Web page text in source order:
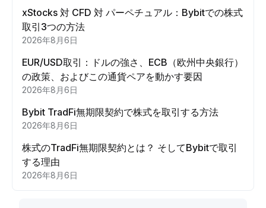
xStocks 対 CFD 対 パーペチュアル：Bybitでの株式
取引3つの方法
2026年8月6日
EUR/USD取引：ドルの強さ、ECB（欧州中央銀行）
の政策、およびこの通貨ペアを動かす要因
2026年8月6日
Bybit TradFi無期限契約で株式を取引する方法
2026年8月6日
株式のTradFi無期限契約とは？ そしてBybitで取引
する理由
2026年8月6日